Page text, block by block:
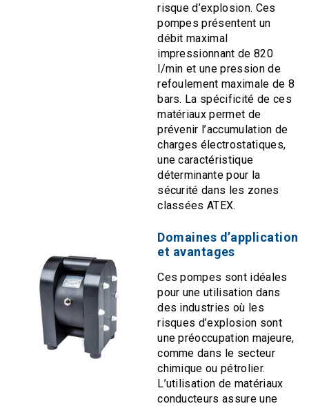
risque d’explosion. Ces
pompes présentent un
débit maximal
impressionnant de 820
l/min et une pression de
refoulement maximale de 8
bars. La spécificité de ces
matériaux permet de
prévenir l’accumulation de
charges électrostatiques,
une caractéristique
déterminante pour la
sécurité dans les zones
classées ATEX.
Domaines d’application
et avantages
Ces pompes sont idéales
pour une utilisation dans
des industries où les
risques d’explosion sont
une préoccupation majeure,
comme dans le secteur
chimique ou pétrolier.
L’utilisation de matériaux
conducteurs assure une